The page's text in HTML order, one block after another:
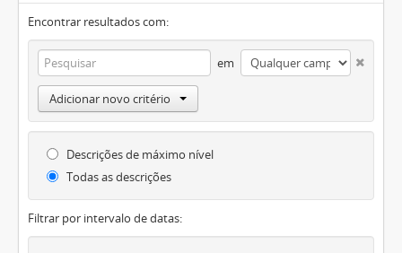
Encontrar resultados com:
em
Adicionar novo critério
Descrições de máximo nível
Todas as descrições
Filtrar por intervalo de datas: